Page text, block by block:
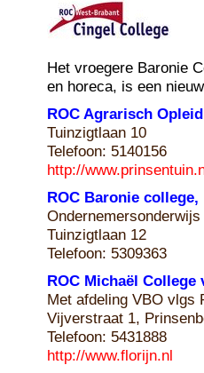
Het vroegere Baronie
en horeca, is een
ROC Agrarisch
Tuinzigtlaan 10
Telefoon: 5140156
http://
ROC Baronie
Tuinzigtlaan 12
Telefoon: 5309363
ROC Michaël College
Met afdeling VBO vlgs
Vijverstraat 1,
Telefoon: 5431888
http://www.florijn.nl